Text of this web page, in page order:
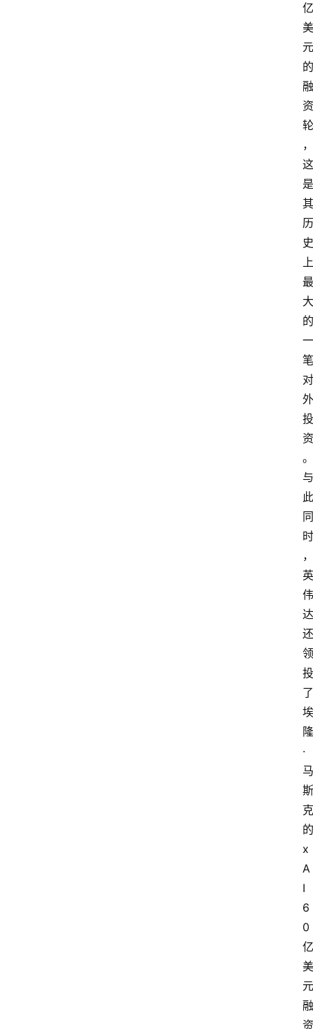
亿
美
元
的
融
资
轮
，
这
是
其
历
史
上
最
大
的
一
笔
对
外
投
资
。
与
此
同
时
，
英
伟
达
还
领
投
了
埃
隆
·
马
斯
克
的
x
A
I
6
0
亿
美
元
融
资